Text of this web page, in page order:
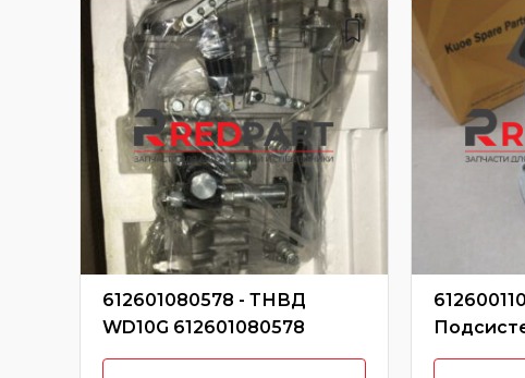
612601080578 - ТНВД
WD10G 612601080578